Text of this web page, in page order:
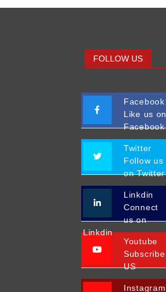
FOLLOW US
Facebook
Like us on
Facebook
Twitter
Follow us
on Twitter
Linkdin
Connect
us on
Linkdin
Youtube
Subscribe
US
Instagram